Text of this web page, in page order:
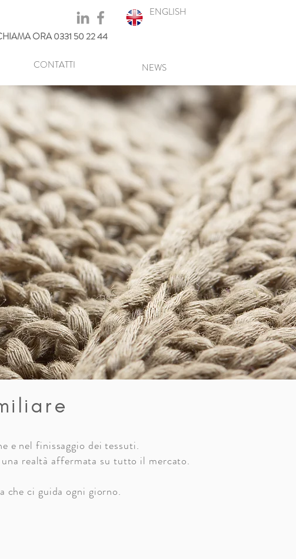
NEWS
ENGLISH
ORA 0331 50 22 44
CONTATTI
e nel finissaggio dei tessuti.
realtà affermata su tutto il mercato.
che ci guida ogni giorno.